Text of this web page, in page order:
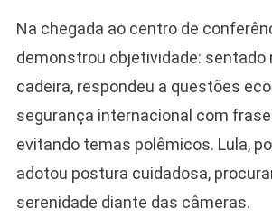
Na chegada ao centro de
demonstrou objetividade: sentado
cadeira, respondeu a questões
segurança internacional com
evitando temas polêmicos. Lula,
adotou postura cuidadosa,
serenidade diante das câmeras.